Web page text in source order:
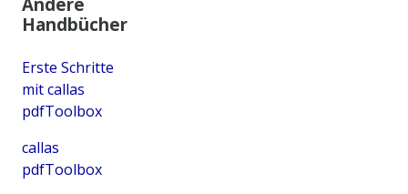
Handbücher
Erste Schritte
mit callas
pdfToolbox
callas
pdfToolbox